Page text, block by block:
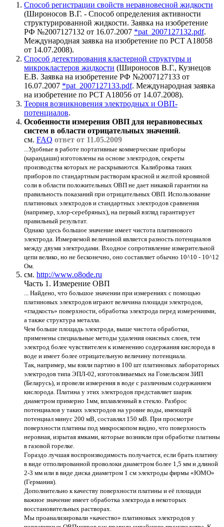
Способ регистрации свойств неравновесной жидкости
(Широносов В.Г. - Способ определения активности
структурированной жидкости. Заявка на изобретение
РФ №2007127132 от 16.07.2007 *pat_2007127132.pdf.
Международная заявка на изобретение по PCT A18058
от 14.07.2008).
Способ детектирования кластерной структуры и
микрокластеров жидкости (Широносов В.Г., Кузнецов
Е.В. Заявка на изобретение РФ №2007127133 от
16.07.2007 *pat_2007127133.pdf. Международная заявка
на изобретение по PCT A18056 от 14.07.2008).
Теория возникновения электродных и ОВП-
потенциалов.
Особенности измерения ОВП для неравновесных
систем в области отрицательных значений.
см. FAQ ответ от 11.05.2009
...Удобные в работе портативные коммерческие приборы
(карандаши) изготовлены на основе электродов, секреты
производства которых не раскрываются. Калибровка таких
приборов по стандартным растворам красной и желтой кровяной
соли в области положительных ОВП не дает никакой гарантии на
правильность показаний при отрицательных ОВП. Использование
платиновых электродов и стандартных электродов сравнения
(например, хлор-серебряных), на первый взгляд гарантирует
правильный результат.
Однако здесь большое значение имеет чистота платинового
электрода. Измеряемой величиной является разность потенциалов
между двумя электродами. Входное сопротивление измерительной
цепи велико, но не бесконечно, оно составляет обычно 10^10 - 10^12
Ом.
см. http://www.o8ode.ru
Часть 1. Измерение ОВП
... Найдено, что большое значении при измерениях с помощью
платиновых электродов играют величина площади электродов,
«гладкость» поверхности, обработка электрода перед измерениями,
а также структура металла.
Чем больше площадь электрода, выше чистота обработки,
применены специальные методы удаления окисных слоев, тем
электрод более чувствителен к изменению содержания кислорода в
воде и имеет более отрицательную величину потенциала.
Так, например, мы взяли партию в 100 шт платиновых лабораторных
электродов типа ЭПЛ-02, изготовливаемых на Гомельском ЗИП
(Беларусь), и провели измерения в воде с различным содержанием
кислорода. Платина у этих электродов представляет шарик
диаметром примерно 1мм, вплавленный в стекло. Разброс
потенциалов у таких электродов на уровне воды, имеющей
потенциал минус 200 мВ, составлял 150 мВ. При просмотре
поверхности платины под микроскопом видно, что поверхность
неровная, изрытая ямками, которые возникли при обработке платины
в газовой горелке.
Гораздо лучшая воспроизводимость получается, если брать платину
в виде отполированной проволоки диаметром более 1,5 мм и длиной
2-3 мм или в виде диска диаметром 1 см электроды фирмы «ЮМО»
(Германия).
Дополнительно к качеству поверхности платины и её площади
важное значение имеет обработка электрода в некоторых
восстановительных растворах.
Мы проанализировали «качество» платиновых электродов у